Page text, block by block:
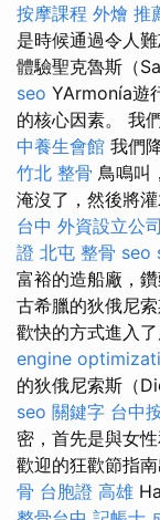
按摩課程 外燴 推
是時候通過令人
體驗聖克魯斯（
seo YArmonía遊
的核心因素。 我
中養生會館 我們
竹北 整骨 鳥鳴叫
淹沒了，然後將
台中 外資設立公司
證 北屯 整骨 seo
富裕的造船廠，
古希臘的狄俄尼
歡快的方式進入了
engine
的狄俄尼索斯（
seo 關鍵字 台中
密，首先是與女
歡迎的狂歡節指
骨 台胞證 高雄